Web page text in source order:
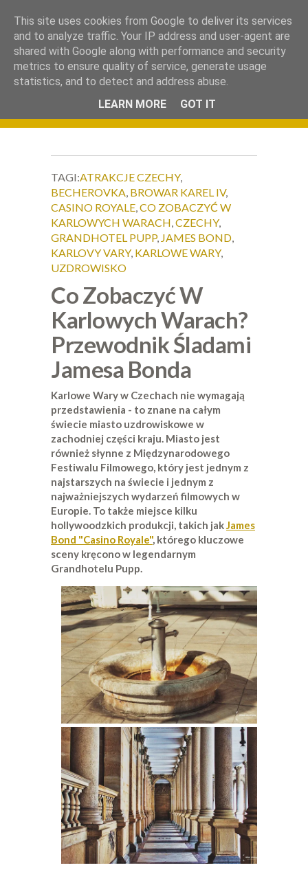
Okiem Obiektywu.
TAGI:ATRAKCJE CZECHY,
BECHEROVKA, BROWAR KAREL IV,
CASINO ROYALE,CO ZOBACZYĆ W
KARLOWYCH WARACH,CZECHY,
GRANDHOTEL PUPP, JAMES BOND,
KARLOVY VARY, KARLOWE WARY,
UZDROWISKO
Co Zobaczyć W
Karlowych Warach?
Przewodnik Śladami
Jamesa Bonda
Karlowe Wary w Czechach nie wymagają
przedstawienia - to znane na całym
świecie miasto uzdrowiskowe w
zachodniej części kraju. Miasto jest
również słynne z Międzynarodowego
Festiwalu Filmowego, który jest jednym z
najstarszych na świecie i jednym z
najważniejszych wydarzeń filmowych w
Europie. To także miejsce kilku
hollywoodzkich produkcji, takich jakJames
Bond "Casino Royale", którego kluczowe
sceny kręcono w legendarnym
Grandhotelu Pupp.
This site uses cookies from Google to deliver its services
and to analyze traffic. Your IP address and user-agent are
shared with Google along with performance and security
metrics to ensure quality of service, generate usage
statistics, and to detect and address abuse.
LEARN MORE
GOT IT